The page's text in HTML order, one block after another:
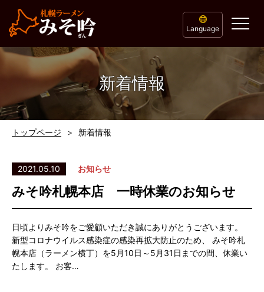
Language
新着情報
トップページ 新着情報
2021.05.10 お知らせ
みそ吟札幌本店 一時休業のお知らせ
日頃よりみそ吟をご愛顧いただき誠にありがとうございます。
新型コロナウイルス感染症の感染再拡大防止のため、 みそ吟札
幌本店（ラーメン横丁）を5月10日～5月31日までの間、休業い
たします。 お客…